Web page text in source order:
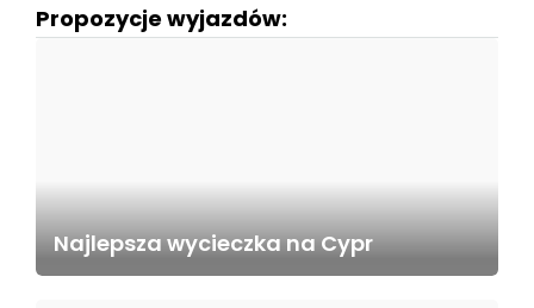
Propozycje wyjazdów:
Najlepsza wycieczka na Cypr